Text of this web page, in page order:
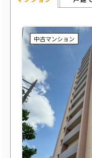
中古マンション